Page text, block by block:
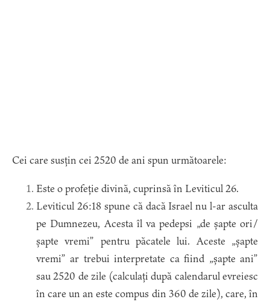
Cei care susțin cei 2520 de ani spun următoarele:
Este o profeție divină, cuprinsă în Leviticul 26.
Leviticul 26:18 spune că dacă Israel nu l-ar asculta
pe Dumnezeu, Acesta îl va pedepsi „de șapte ori/
șapte vremi” pentru păcatele lui. Aceste „șapte
vremi” ar trebui interpretate ca fiind „șapte ani”
sau 2520 de zile (calculați după calendarul evreiesc
în care un an este compus din 360 de zile), care, în